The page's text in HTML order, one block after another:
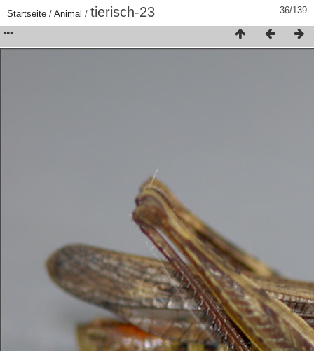
36/139
Startseite / Animal / tierisch-23